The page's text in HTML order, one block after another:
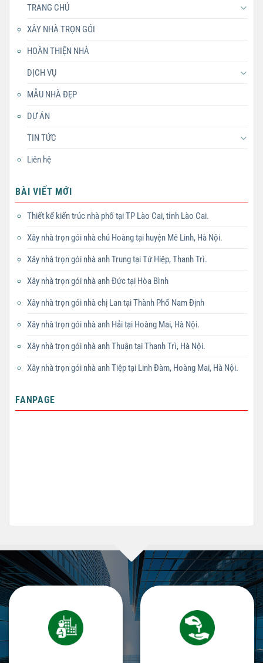
TRANG CHỦ
XÂY NHÀ TRỌN GÓI
HOÀN THIỆN NHÀ
DỊCH VỤ
MẪU NHÀ ĐẸP
DỰ ÁN
TIN TỨC
Liên hệ
BÀI VIẾT MỚI
Thiết kế kiến trúc nhà phố tại TP Lào Cai, tỉnh Lào Cai.
Xây nhà trọn gói nhà chú Hoàng tại huyện Mê Linh, Hà Nội.
Xây nhà trọn gói nhà anh Trung tại Tứ Hiệp, Thanh Trì.
Xây nhà trọn gói nhà anh Đức tại Hòa Bình
Xây nhà trọn gói nhà chị Lan tại Thành Phố Nam Định
Xây nhà trọn gói nhà anh Hải tại Hoàng Mai, Hà Nội.
Xây nhà trọn gói nhà anh Thuận tại Thanh Trì, Hà Nội.
Xây nhà trọn gói nhà anh Tiệp tại Linh Đàm, Hoàng Mai, Hà Nội.
FANPAGE